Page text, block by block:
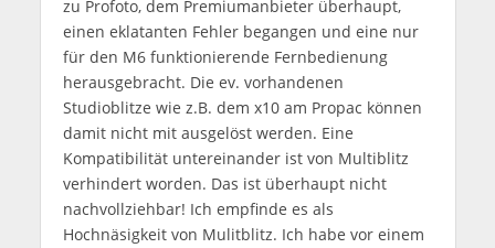
zu Profoto, dem Premiumanbieter überhaupt,
einen eklatanten Fehler begangen und eine nur
für den M6 funktionierende Fernbedienung
herausgebracht. Die ev. vorhandenen
Studioblitze wie z.B. dem x10 am Propac können
damit nicht mit ausgelöst werden. Eine
Kompatibilität untereinander ist von Multiblitz
verhindert worden. Das ist überhaupt nicht
nachvollziehbar! Ich empfinde es als
Hochnäsigkeit von Mulitblitz. Ich habe vor einem